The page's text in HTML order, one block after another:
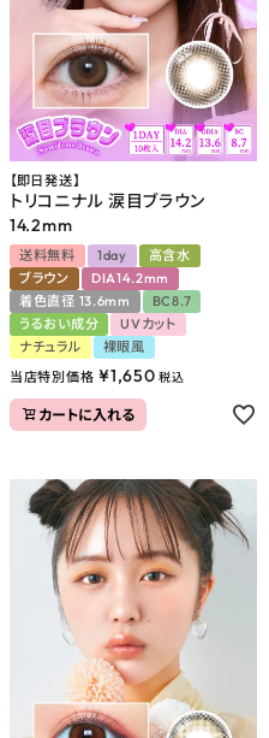
【即日発送】
トリコニナル 涙目ブラウン
14.2mm
送料無料 1day
高含水
ブラウン
DIA14.2mm
着色直径 13.6mm
BC8.7
うるおい成分
UVカット
ナチュラル
裸眼風
当店特別価格 ¥1,650 税込
カートに入れる